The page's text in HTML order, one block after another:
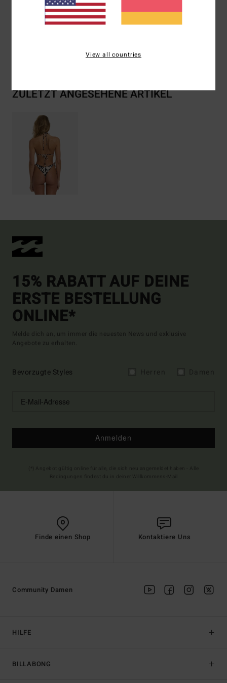
(Polyamid) / 5% Elastan
Versand & Rückversand
ZULETZT ANGESEHENE ARTIKEL
15% RABATT AUF DEINE
ERSTE BESTELLUNG
ONLINE*
Melde dich an, um immer die neuesten News und exklusive
Angebote zu erhalten.
Bevorzugte Styles
Anmelden
Finde einen Shop Kontaktiere Uns
HILFE
BILLABONG
Community Damen
View all countries